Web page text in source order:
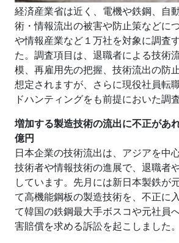
経済産業省は近く、電機や鉄鋼、自
術・情報流出の被害や防止策などに
や情報産業など１万社を対象に調査
た。調査項目は、退職者による技術
模、再雇用先の把握、技術流出の防
想定されますが、さらに現役社員転
ドハンティングをも前提においた調
増加する製造技術の流出に不正があ
億円
日本企業の技術流出は、アジアを中
技術者や情報技術の進展で、退職者
しています。先月には新日本製鉄が
て高機能鋼板の製造技術を、不正に
て韓国の鉄鋼最大手ボスコや元社員
害賠償を求める訴訟を起こしました。